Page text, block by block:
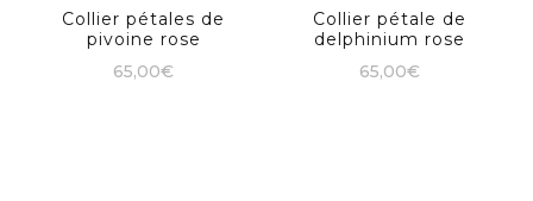
Collier pétales de
pivoine rose
65,00€
Collier pétale de
delphinium rose
65,00€